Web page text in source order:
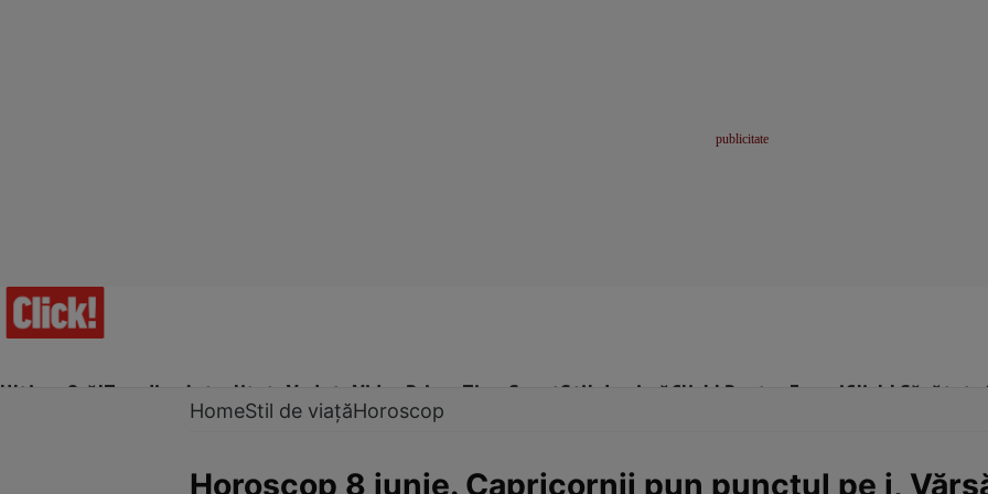
Ultima Oră!Trending Actualitate Vedete Video Prime Time SportStil de viațăClick! Pentru FemeiClick! Sănătate
HomeStil de viațăHoroscop
Horoscop 8 iunie. Capricornii pun punctul pe i,